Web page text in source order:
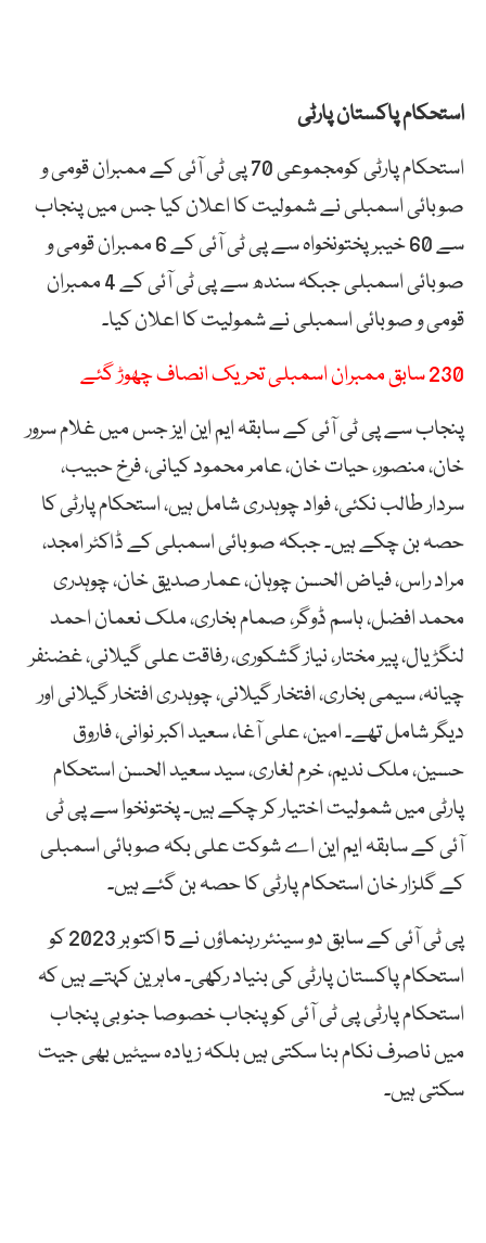
استحکام پاکستان پارٹی
استحکام پارٹی کومجموعی 70 پی ٹی آئی کے ممبران قومی و
صوبائی اسمبلی نے شمولیت کا اعلان کیا جس میں پنجاب
سے 60 خیبر پختونخواہ سے پی ٹی آئی کے 6 ممبران قومی و
صوبائی اسمبلی جبکہ سندھ سے پی ٹی آئی کے 4 ممبران
قومی و صوبائی اسمبلی نے شمولیت کا اعلان کیا۔
230 سابق ممبران اسمبلی تحریک انصاف چھوڑ گئے
پنجاب سے پی ٹی آئی کے سابقہ ایم این ایز جس میں غلام سرور
خان، منصور، حیات خان، عامر محمود کیانی، فرخ حبیب،
سردار طالب نکئی، فواد چوہدری شامل ہیں، استحکام پارٹی کا
حصہ بن چکے ہیں۔ جبکہ صوبائی اسمبلی کے ڈاکٹر امجد،
مراد راس، فیاض الحسن چوہان، عمار صدیق خان، چوہدری
محمد افضل، ہاسم ڈوگر، صمام بخاری، ملک نعمان احمد
لنگڑیال، پیر مختار، نیاز گشکوری، رفاقت علی گیلانی، غضنفر
چیانہ، سیمی بخاری، افتخار گیلانی، چوہدری افتخار گیلانی اور
دیگر شامل تھے۔ امین، علی آغا، سعید اکبر نوانی، فاروق
حسین، ملک ندیم، خرم لغاری، سید سعید الحسن استحکام
پارٹی میں شمولیت اختیار کر چکے ہیں۔ پختونخوا سے پی ٹی
آئی کے سابقہ ایم این اے شوکت علی بکہ صوبائی اسمبلی
کے گلزار خان استحکام پارٹی کا حصہ بن گئے ہیں۔
پی ٹی آئی کے سابق دو سینئر رہنماؤں نے 5 اکتوبر 2023 کو
استحکام پاکستان پارٹی کی بنیاد رکھی۔ ماہرین کہتے ہیں کہ
استحکام پارٹی پی ٹی آئی کو پنجاب خصوصا جنوبی پنجاب
میں ناصرف نکام بنا سکتی ہیں بلکہ زیادہ سیٹیں بھی جیت
سکتی ہیں۔